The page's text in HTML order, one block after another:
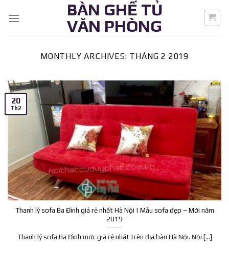
BÀN GHẾ TỦ
VĂN PHÒNG
MONTHLY ARCHIVES: THÁNG 2 2019
Thanh lý sofa Ba Đình giá rẻ nhất Hà Nội | Mẫu sofa đẹp – Mới năm
2019
Thanh lý sofa Ba Đình mức giá rẻ nhất trên địa bàn Hà Nội. Nội [...]
20
Th2